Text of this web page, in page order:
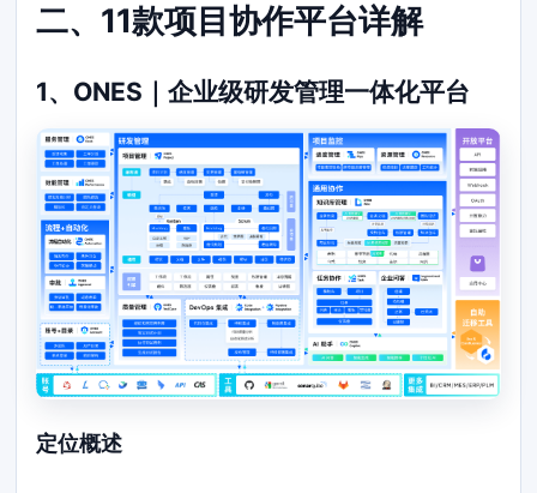
二、11款项目协作平台详解
1、ONES｜企业级研发管理一体化平台
定位概述